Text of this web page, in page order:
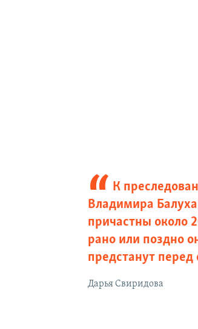
К
Владимира Балуха
причастны около
рано или поздно
предстанут перед
Дарья Свиридова